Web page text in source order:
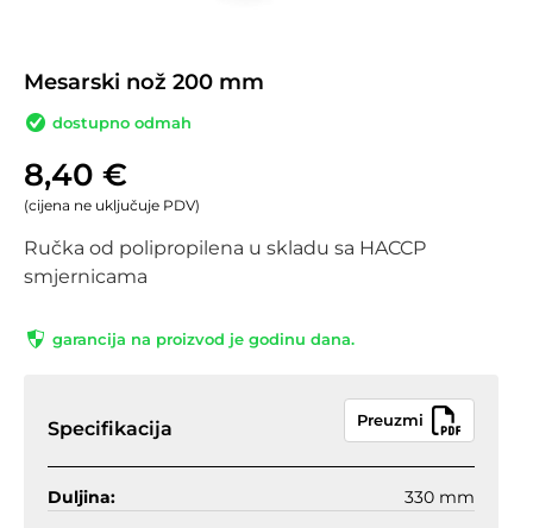
Mesarski nož 200 mm
dostupno odmah
8,40 €
(cijena ne uključuje PDV)
Ručka od polipropilena u skladu sa HACCP
smjernicama
garancija na proizvod je godinu dana.
Specifikacija Preuzmi
Duljina: 330 mm